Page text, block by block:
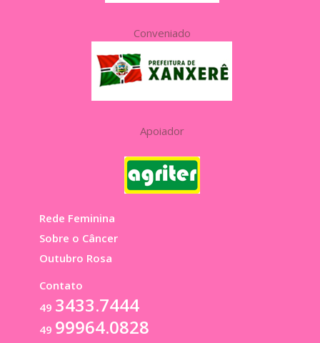
Conveniado
Apoiador
Rede Feminina
Sobre o Câncer
Outubro Rosa
Contato
49 3433.7444
49 99964.0828